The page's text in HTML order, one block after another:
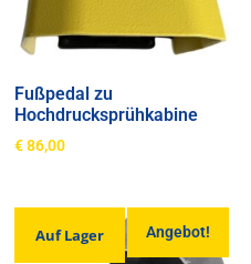
Fußpedal zu
Hochdrucksprühkabine
€86,00
Angebot!
Auf Lager